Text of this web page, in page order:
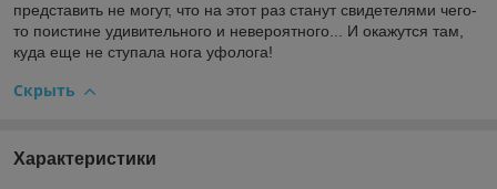
представить не могут, что на этот раз станут свидетелями чего-
то поистине удивительного и невероятного... И окажутся там,
куда еще не ступала нога уфолога!
Скрыть
Характеристики